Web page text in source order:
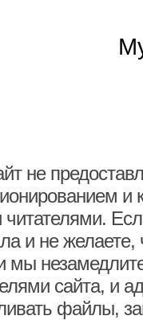
не
и не желаете,
мы
сайта, и
файлы,